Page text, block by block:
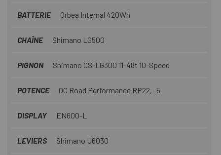
BATTERIE Orbea Internal 420Wh
CHAÎNE Shimano LG500
PIGNON Shimano CS-LG300 11-48t 10-Speed
POTENCE OC Road Performance RP22, -5
DISPLAY EN600-L
LEVIERS Shimano U6030